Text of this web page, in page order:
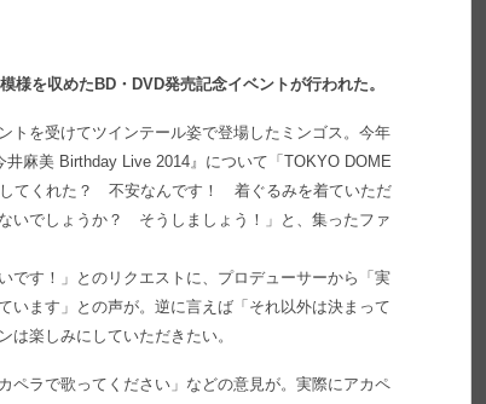
様を収めたBD・DVD発売記念イベントが行われた。
トを受けてツインテール姿で登場したミンゴス。今年
麻美 Birthday Live 2014』について「TOKYO DOME
てくれた？ 不安なんです！ 着ぐるみを着ていただ
いでしょうか？ そうしましょう！」と、集ったファ
です！」とのリクエストに、プロデューサーから「実
います」との声が。逆に言えば「それ以外は決まって
は楽しみにしていただきたい。
ペラで歌ってください」などの意見が。実際にアカペ